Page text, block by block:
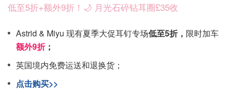
低至5折+额外9折！🌙 月光石碎钻耳圈£35收
Astrid & Miyu 现有夏季大促耳钉专场低至5折， 限时加车
额外9折；
英国境内免费运送和退换货；
点击购买>>